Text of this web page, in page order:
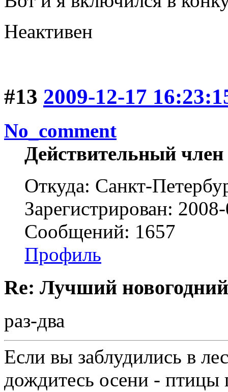
Неактивен
#13 2009-12-17
No_comment
Действительный член
Откуда: Санкт-
Зарегистрирован:
Сообщений: 1657
Профиль
Re: Лучший
раз-два
Если вы заблудились в
дождитесь осени - птицы